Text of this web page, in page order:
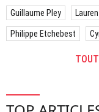
Guillaume Pley
Philippe Etchebest